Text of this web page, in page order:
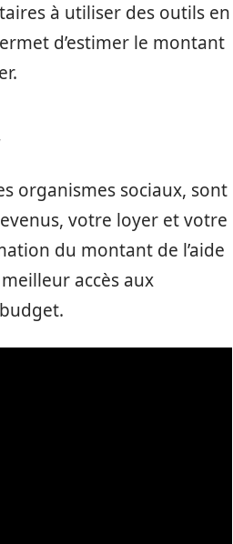
à utiliser des outils en
d’estimer le montant
organismes sociaux, sont
votre loyer et votre
du montant de l’aide
accès aux